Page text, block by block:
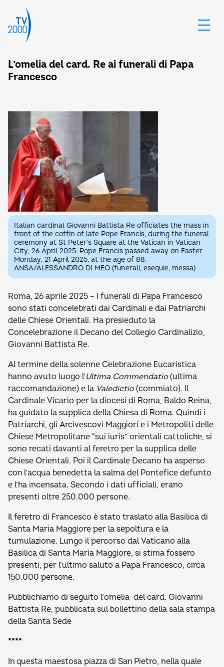
L’omelia del card. Re ai funerali di Papa
Francesco
Italian cardinal Giovanni Battista Re officiates the mass in
front of the coffin of late Pope Francis, during the funeral
ceremony at St Peter’s Square at the Vatican in Vatican
City, 26 April 2025. Pope Francis passed away on Easter
Monday, 21 April 2025, at the age of 88.
ANSA/ALESSANDRO DI MEO (funerali, esequie, messa)
Roma, 26 aprile 2025 – I funerali di Papa Francesco
sono stati concelebrati dai Cardinali e dai Patriarchi
delle Chiese Orientali. Ha presieduto la
Concelebrazione il Decano del Collegio Cardinalizio,
Giovanni Battista Re.
Al termine della solenne Celebrazione Eucaristica
hanno avuto luogo l’Ultima Commendatio (ultima
raccomandazione) e la Valedictio (commiato). Il
Cardinale Vicario per la diocesi di Roma, Baldo Reina,
ha guidato la supplica della Chiesa di Roma. Quindi i
Patriarchi, gli Arcivescovi Maggiori e i Metropoliti delle
Chiese Metropolitane “sui iuris” orientali cattoliche, si
sono recati davanti al feretro per la supplica delle
Chiese Orientali. Poi il Cardinale Decano ha asperso
con l’acqua benedetta la salma del Pontefice defunto
e l’ha incensata. Secondo i dati ufficiali, erano
presenti oltre 250.000 persone.
Il feretro di Francesco è stato traslato alla Basilica di
Santa Maria Maggiore per la sepoltura e la
tumulazione. Lungo il percorso dal Vaticano alla
Basilica di Santa Maria Maggiore, si stima fossero
presenti, per l’ultimo saluto a Papa Francesco, circa
150.000 persone.
Pubblichiamo di seguito l’omelia del card. Giovanni
Battista Re, pubblicata sul bollettino della sala stampa
della Santa Sede
****
In questa maestosa piazza di San Pietro, nella quale